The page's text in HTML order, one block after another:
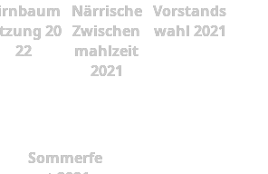
20
22
Närrische
Zwischen
mahlzeit
2021
Vorstands
wahl 2021
Sommerfe